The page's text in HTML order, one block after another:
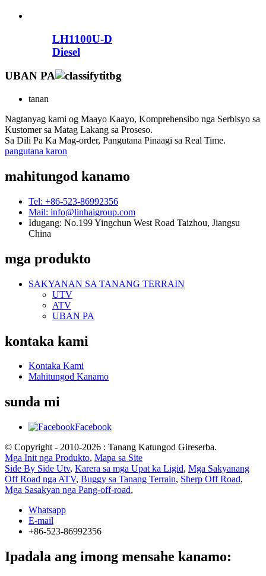
LH1100U-D
Diesel
UBAN PA
tanan
Nagtanyag kami og Maayo Kaayo, Komprehensibo nga Serbisyo sa
Kustomer sa Matag Lakang sa Proseso.
Sa Dili Pa Ka Mag-order, Pangutana Pinaagi sa Real Time.
pangutana karon
mahitungod kanamo
Tel: +86-523-86992356
Mail: info@linhaigroup.com
Idugang: No.199 Yingchun West Road Taizhou, Jiangsu
China
mga produkto
SAKYANAN SA TANANG TERRAIN
UTV
ATV
UBAN PA
kontaka kami
Kontaka Kami
Mahitungod Kanamo
sunda mi
Facebook
© Copyright - 2010-2026 : Tanang Katungod Gireserba.
Mga Init nga Produkto, Mapa sa Site
Side By Side Utv, Karera sa mga Upat ka Ligid, Mga Sakyanang
Off Road nga ATV, Buggy sa Tanang Terrain, Sherp Off Road,
Mga Sasakyan nga Pang-off-road,
Whatsapp
E-mail
+86-523-86992356
Ipadala ang imong mensahe kanamo: